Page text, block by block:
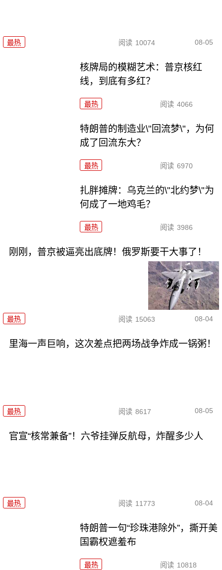
最热 阅读 10074 08-05
核牌局的模糊艺术：普京核红
线，到底有多红？
最热 阅读 4066
特朗普的制造业\"回流梦\"，为何
成了回流东大？
最热 阅读 6970
扎胖摊牌：乌克兰的\"北约梦\"为
何成了一地鸡毛？
最热 阅读 3986
刚刚，普京被逼亮出底牌！俄罗斯要干大事了！
最热 阅读 15063 08-04
里海一声巨响，这次差点把两场战争炸成一锅粥！
最热 阅读 8617 08-05
官宣“核常兼备”！六爷挂弹反航母，炸醒多少人
最热 阅读 11773 08-04
特朗普一句“珍珠港除外”，撕开美
国霸权遮羞布
最热 阅读 10818